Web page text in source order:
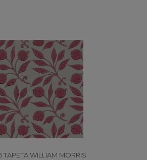
TAPETA WILLIAM MORRIS